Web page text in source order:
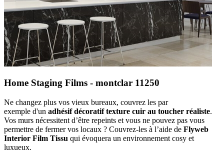
Home Staging Films - montclar 11250
Ne changez plus vos vieux bureaux, couvrez les par
exemple d'un adhésif décoratif texture cuir au toucher réaliste.
Vos murs nécessitent d’être repeints et vous ne pouvez pas vous
permettre de fermer vos locaux ? Couvrez-les à l’aide de Flyweb
Interior Film Tissu qui évoquera un environnement cosy et
luxueux.